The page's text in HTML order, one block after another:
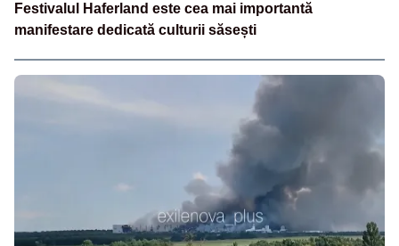
Festivalul Haferland este cea mai importantă
manifestare dedicată culturii săsești